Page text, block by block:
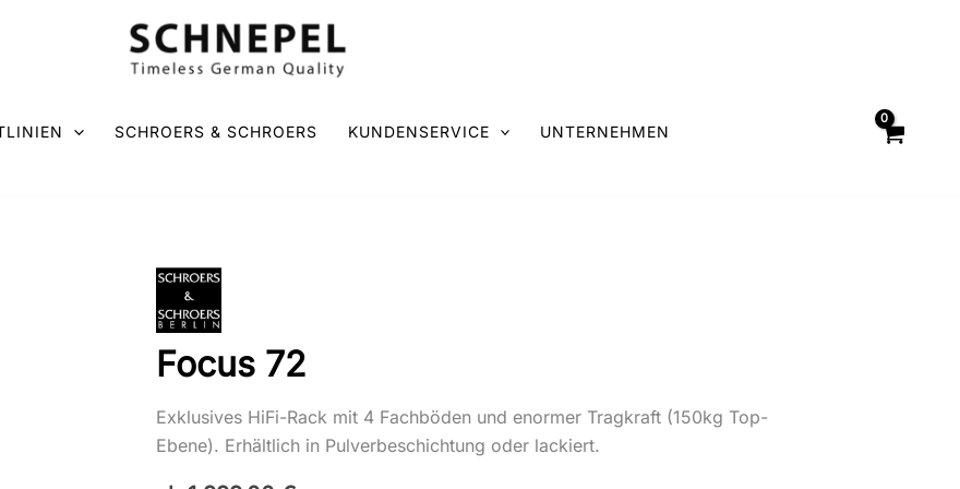
SCHROERS & SCHROERS KUNDENSERVICE
UNTERNEHMEN
Focus 72
Exklusives HiFi-Rack mit 4 Fachböden und enormer Tragkraft (150kg Top-
Ebene). Erhältlich in Pulverbeschichtung oder lackiert.